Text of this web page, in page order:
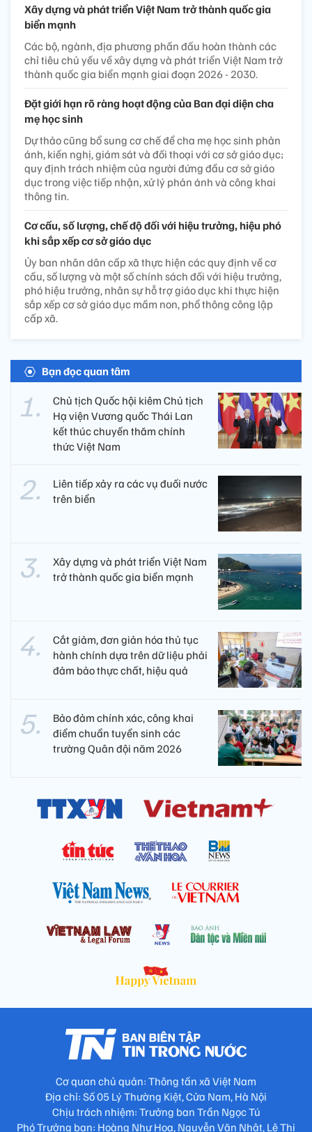
Xây dựng và phát triển Việt Nam trở thành quốc gia
biển mạnh
Các bộ, ngành, địa phương phấn đấu hoàn thành các
chỉ tiêu chủ yếu về xây dựng và phát triển Việt Nam trở
thành quốc gia biển mạnh giai đoạn 2026 - 2030.
Đặt giới hạn rõ ràng hoạt động của Ban đại diện cha
mẹ học sinh
Dự thảo cũng bổ sung cơ chế để cha mẹ học sinh phản
ánh, kiến nghị, giám sát và đối thoại với cơ sở giáo dục;
quy định trách nhiệm của người đứng đầu cơ sở giáo
dục trong việc tiếp nhận, xử lý phản ánh và công khai
thông tin.
Cơ cấu, số lượng, chế độ đối với hiệu trưởng, hiệu phó
khi sắp xếp cơ sở giáo dục
Ủy ban nhân dân cấp xã thực hiện các quy định về cơ
cấu, số lượng và một số chính sách đối với hiệu trưởng,
phó hiệu trưởng, nhân sự hỗ trợ giáo dục khi thực hiện
sắp xếp cơ sở giáo dục mầm non, phổ thông công lập
cấp xã.
Bạn đọc quan tâm
Chủ tịch Quốc hội kiêm Chủ tịch
Hạ viện Vương quốc Thái Lan
kết thúc chuyến thăm chính
thức Việt Nam
Liên tiếp xảy ra các vụ đuối nước
trên biển
Xây dựng và phát triển Việt Nam
trở thành quốc gia biển mạnh
Cắt giảm, đơn giản hóa thủ tục
hành chính dựa trên dữ liệu phải
đảm bảo thực chất, hiệu quả
Bảo đảm chính xác, công khai
điểm chuẩn tuyển sinh các
trường Quân đội năm 2026
Cơ quan chủ quản: Thông tấn xã Việt Nam
Địa chỉ: Số 05 Lý Thường Kiệt, Cửa Nam, Hà Nội
Chịu trách nhiệm: Trưởng ban Trần Ngọc Tú
Phó Trưởng ban: Hoàng Như Hoa, Nguyễn Văn Nhật, Lê Thị